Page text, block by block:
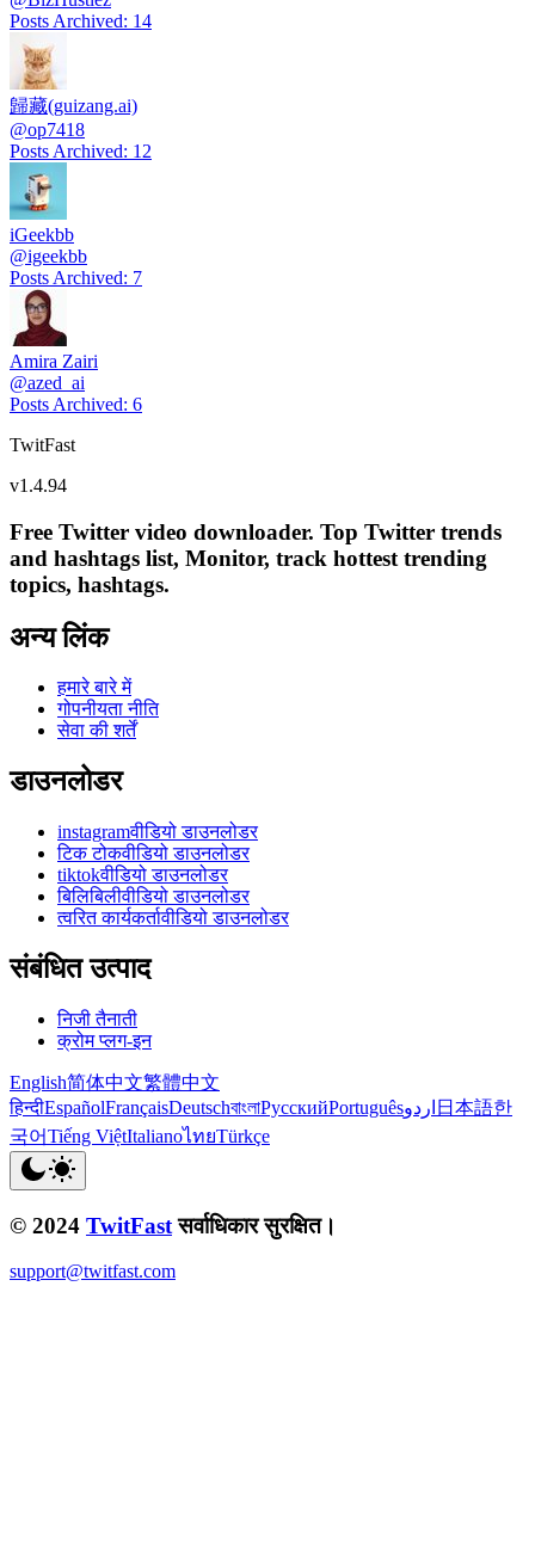
Posts Archived: 14
歸藏(guizang.ai)
@op7418
Posts Archived: 12
iGeekbb
@igeekbb
Posts Archived: 7
Amira Zairi
@azed_ai
Posts Archived: 6
TwitFast
v1.4.94
Free Twitter video downloader. Top Twitter trends
and hashtags list, Monitor, track hottest trending
topics, hashtags.
अन्य लिंक
हमारे बारे में
गोपनीयता नीति
सेवा की शर्तें
डाउनलोडर
instagramवीडियो डाउनलोडर
टिक टोकवीडियो डाउनलोडर
tiktokवीडियो डाउनलोडर
बिलिबिलीवीडियो डाउनलोडर
त्वरित कार्यकर्तावीडियो डाउनलोडर
संबंधित उत्पाद
निजी तैनाती
क्रोम प्लग-इन
English简体中文繁體中文
हिन्दीEspañolFrançaisDeutschবাংলাРусскийPortuguêsاردو 日本語한
국어Tiếng ViệtItalianoไทยTürkçe
© 2024 TwitFast सर्वाधिकार सुरक्षित।
support@twitfast.com